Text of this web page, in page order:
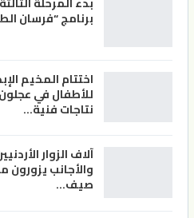
برنامج “فرسان
اختتام المخيم
للأطفال في
نتاجات فنية…
آلاف الزوار
والأجانب يزورون
صيف…